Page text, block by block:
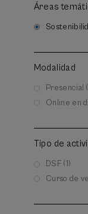
Áreas
Modalidad
Presencial
Online en
Tipo de
DSF (1)
Curso de